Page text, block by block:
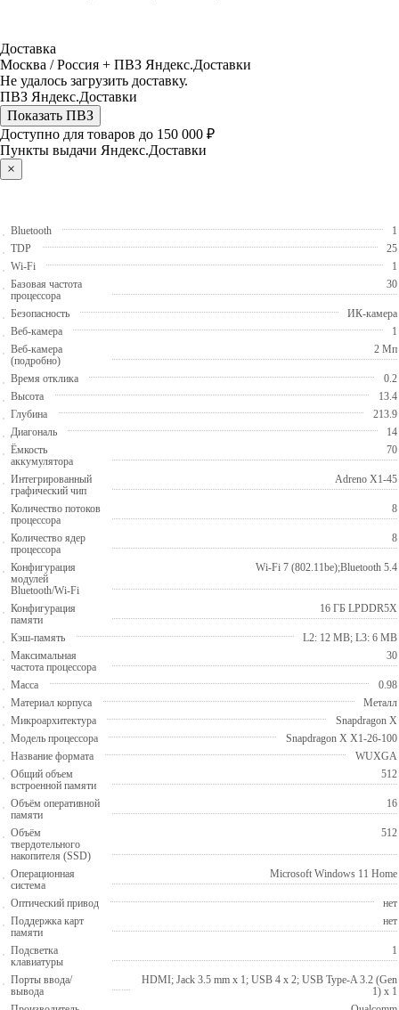
Доставка
Москва / Россия + ПВЗ Яндекс.Доставки
Не удалось загрузить доставку.
ПВЗ Яндекс.Доставки
Показать ПВЗ
Доступно для товаров до 150 000 ₽
Пункты выдачи Яндекс.Доставки
×
Bluetooth
1
TDP
25
Wi-Fi
1
Базовая частота
процессора
30
Безопасность
ИК-камера
Веб-камера
1
Веб-камера
(подробно)
2 Мп
Время отклика
0.2
Высота
13.4
Глубина
213.9
Диагональ
14
Ёмкость
аккумулятора
70
Интегрированный
графический чип
Adreno X1-45
Количество потоков
процессора
8
Количество ядер
процессора
8
Конфигурация
модулей
Bluetooth/Wi-Fi
Wi-Fi 7 (802.11be);Bluetooth 5.4
Конфигурация
памяти
16 ГБ LPDDR5X
Кэш-память
L2: 12 MB; L3: 6 MB
Максимальная
частота процессора
30
Масса
0.98
Материал корпуса
Металл
Микроархитектура
Snapdragon X
Модель процессора
Snapdragon X X1-26-100
Название формата
WUXGA
Общий объем
встроенной памяти
512
Объём оперативной
памяти
16
Объём
твердотельного
накопителя (SSD)
512
Операционная
система
Microsoft Windows 11 Home
Оптический привод
нет
Поддержка карт
памяти
нет
Подсветка
клавиатуры
1
Порты ввода/
вывода
HDMI; Jack 3.5 mm x 1; USB 4 x 2; USB Type-A 3.2 (Gen
1) x 1